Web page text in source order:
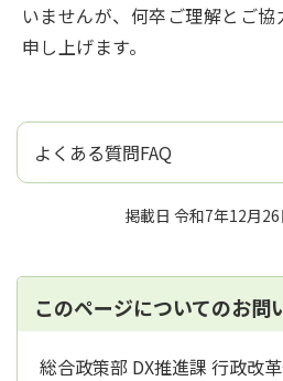
いませんが、何卒ご理解とご
申し上げます。
よくある質問FAQ
掲載日 令和7年12月26
このページについてのお問
総合政策部 DX推進課 行政改